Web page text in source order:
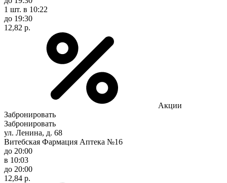
1 шт. в 10:22
до 19:30
12,82 р.
Акции
Забронировать
Забронировать
ул. Ленина, д. 68
Витебская Фармация Аптека №16
до 20:00
в 10:03
до 20:00
12,84 р.